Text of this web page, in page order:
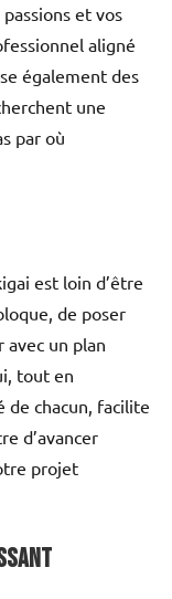
et vos
aligné
également des
une
par où
est loin d’être
de poser
avec un plan
tout en
de chacun, facilite
d’avancer
projet